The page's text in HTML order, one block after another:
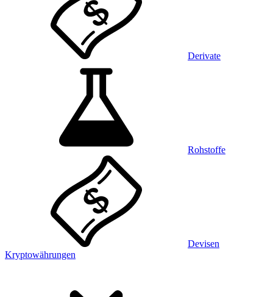
Derivate
Rohstoffe
Devisen
Kryptowährungen